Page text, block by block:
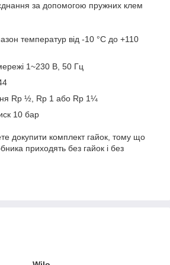
за допомогою пружних клем
температур від ‐10 °C до +110
1~230 В, 50 Гц
Rp ½, Rp 1 або Rp 1¼
10 бар
докупити комплект гайок, тому що
приходять без гайок і без